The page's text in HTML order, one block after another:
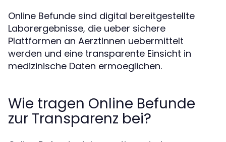
Online Befunde sind digital bereitgestellte
Laborergebnisse, die ueber sichere
Plattformen an AerztInnen uebermittelt
werden und eine transparente Einsicht in
medizinische Daten ermoeglichen.
Wie tragen Online Befunde
zur Transparenz bei?